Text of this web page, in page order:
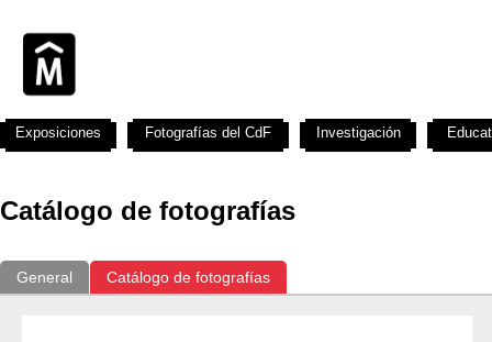
Catálogo de fotografías
General Catálogo de fotografías
Exposiciones Fotografías del CdF Investigación